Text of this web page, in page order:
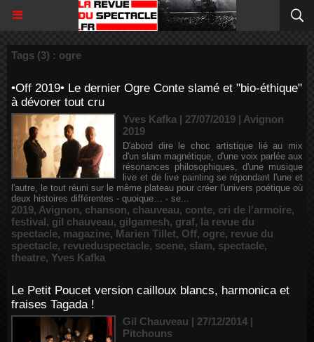
Tags (3) : ogre
•Off 2019• Le dernier Ogre Conte slamé et "bio-éthique"
à dévorer tout cru
Yves Kafka | 27/07/2019 | Avignon
2019
D'abord dire le choc artistique lié au mix
d'un slam magnétique, d'une voix parlée aux
résonances philosophiques, d'une musique
live et de live painting se répondant l'une et
l'autre, le tout réuni sur le même plateau pour créer l'univers poétique où
deux histoires différentes - quoique… - se...
2019, Avignon, chanson, chauveau, conte, cri de l'armoire,
festival, gil chauveau, gilgamesh, graf, la revue du
spectacle, magazine, Marien Tillet, Off, ogre, revue du
spectacle, revueduspectacle, scene, slam, spectacle,
theatre, Yves Kafka
Le Petit Poucet version cailloux blancs, harmonica et
fraises Tagada !
Gil Chauveau | 27/12/2014 |
Pitchouns